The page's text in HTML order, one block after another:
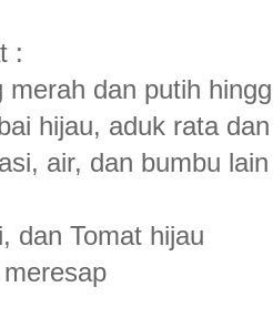
:
merah dan putih
hijau, aduk rata
air, dan bumbu lain
dan Tomat hijau